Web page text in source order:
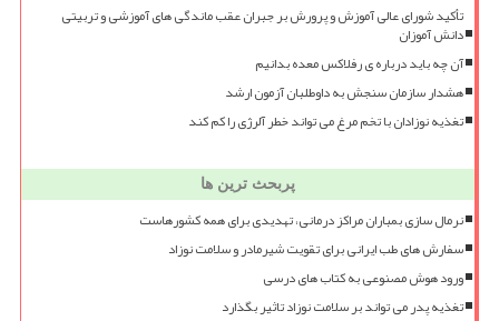
تأکید شورای عالی آموزش و پرورش بر جبران عقب ماندگی های آموزشی و تربیتی
دانش آموزان
آن چه باید درباره ی رفلاکس معده بدانیم
هشدار سازمان سنجش به داوطلبان آزمون ارشد
تغذیه نوزادان با تخم مرغ می تواند خطر آلرژی را کم کند
پربحث ترین ها
نرمال سازی بمباران مراکز درمانی، تهدیدی برای همه کشورهاست
سفارش های طب ایرانی برای تقویت شیرمادر و سلامت نوزاد
ورود هوش مصنوعی به کتاب های درسی
تغذیه پدر می تواند بر سلامت نوزاد تاثیر بگذارد